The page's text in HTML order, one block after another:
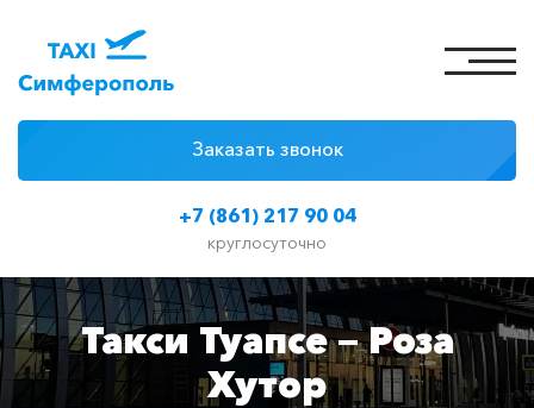
+7 (861) 217 90 04
круглосуточно
Заказать звонок
Цены на такси
Классы автомобилей
Отзывы
Контакты
Такси Туапсе — Роза
Хутор